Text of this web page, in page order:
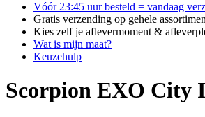
Vóór 23:45 uur besteld = vandaag
Gratis verzending op gehele
Kies zelf je aflevermoment &
Wat is mijn maat?
Keuzehulp
Scorpion EXO City